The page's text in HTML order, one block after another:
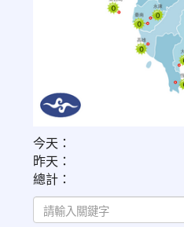
link
to
https://www.cwa.gov.tw/V8/
今天：
昨天：
總計：